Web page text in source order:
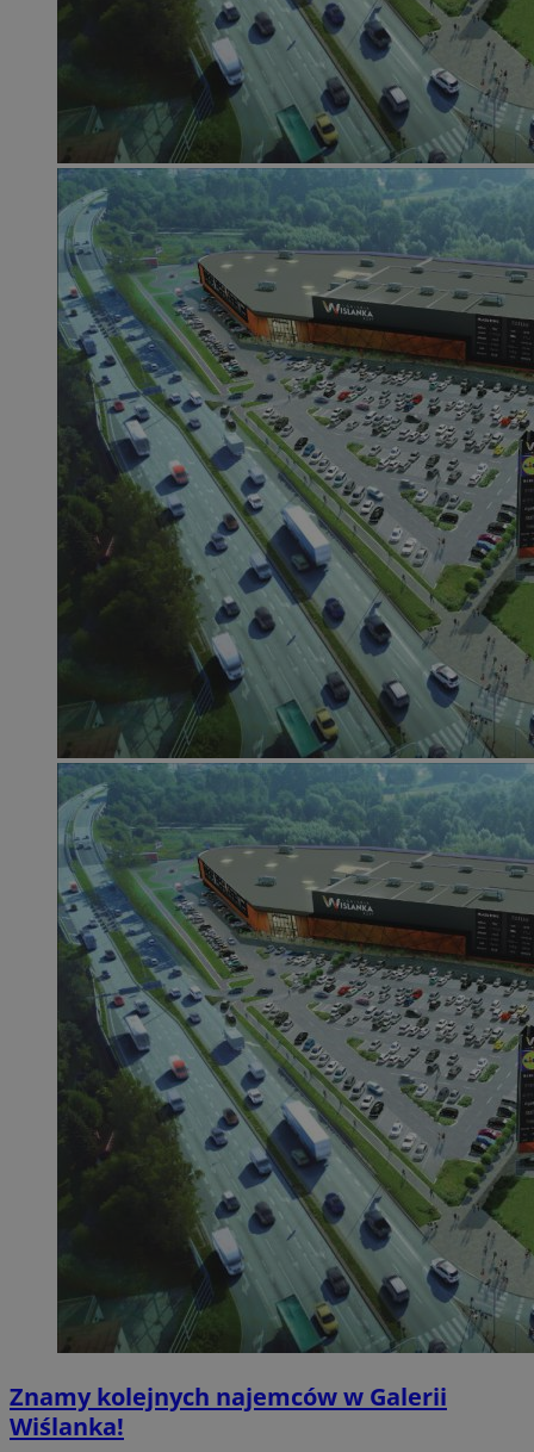
Znamy kolejnych najemców w Galerii
Wiślanka!